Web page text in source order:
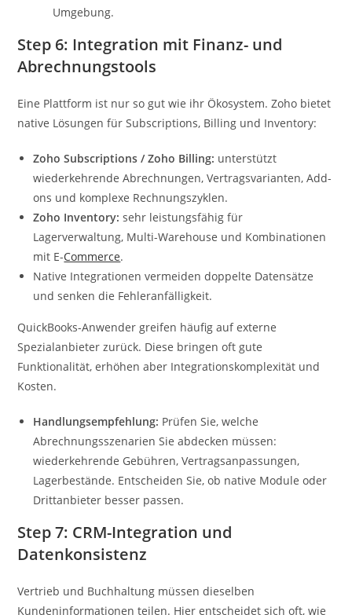
Umgebung.
Step 6: Integration mit Finanz- und
Abrechnungstools
Eine Plattform ist nur so gut wie ihr Ökosystem. Zoho bietet
native Lösungen für Subscriptions, Billing und Inventory:
Zoho Subscriptions / Zoho Billing: unterstützt
wiederkehrende Abrechnungen, Vertragsvarianten, Add-
ons und komplexe Rechnungszyklen.
Zoho Inventory: sehr leistungsfähig für
Lagerverwaltung, Multi-Warehouse und Kombinationen
mit E-Commerce.
Native Integrationen vermeiden doppelte Datensätze
und senken die Fehleranfälligkeit.
QuickBooks-Anwender greifen häufig auf externe
Spezialanbieter zurück. Diese bringen oft gute
Funktionalität, erhöhen aber Integrationskomplexität und
Kosten.
Handlungsempfehlung: Prüfen Sie, welche
Abrechnungsszenarien Sie abdecken müssen:
wiederkehrende Gebühren, Vertragsanpassungen,
Lagerbestände. Entscheiden Sie, ob native Module oder
Drittanbieter besser passen.
Step 7: CRM-Integration und
Datenkonsistenz
Vertrieb und Buchhaltung müssen dieselben
Kundeninformationen teilen. Hier entscheidet sich oft, wie